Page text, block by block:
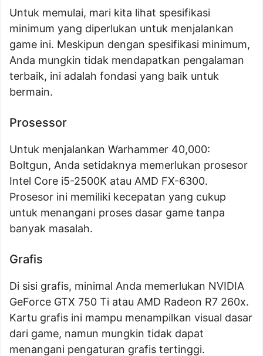
Untuk memulai, mari kita lihat spesifikasi
minimum yang diperlukan untuk menjalankan
game ini. Meskipun dengan spesifikasi minimum,
Anda mungkin tidak mendapatkan pengalaman
terbaik, ini adalah fondasi yang baik untuk
bermain.
Prosessor
Untuk menjalankan Warhammer 40,000:
Boltgun, Anda setidaknya memerlukan prosesor
Intel Core i5-2500K atau AMD FX-6300.
Prosesor ini memiliki kecepatan yang cukup
untuk menangani proses dasar game tanpa
banyak masalah.
Grafis
Di sisi grafis, minimal Anda memerlukan NVIDIA
GeForce GTX 750 Ti atau AMD Radeon R7 260x.
Kartu grafis ini mampu menampilkan visual dasar
dari game, namun mungkin tidak dapat
menangani pengaturan grafis tertinggi.